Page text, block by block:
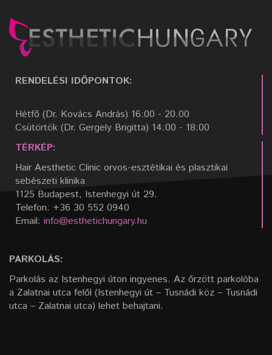
RENDELÉSI IDŐPONTOK:
Hétfő (Dr. Kovács András) 16:00 - 20.00
Csütörtök (Dr. Gergely Brigitta) 14:00 - 18:00
TÉRKÉP:
Hair Aesthetic Clinic orvos-esztétikai és plasztikai
sebészeti klinika
1125 Budapest, Istenhegyi út 29.
Telefon: +36 30 552 0940
Email: info@esthetichungary.hu
PARKOLÁS:
Parkolás az Istenhegyi úton ingyenes. Az őrzött parkolóba
a Zalatnai utca felől (Istenhegyi út – Tusnádi köz – Tusnádi
utca – Zalatnai utca) lehet behajtani.